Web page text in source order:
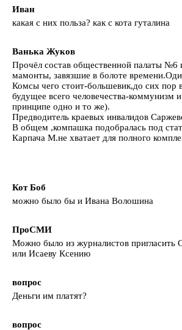
Иван
какая с них польза? как с кота гуталина
Ванька Жуков
Прочёл состав общественной палаты №6
мамонты, завязшие в болоте
Комсы чего стоит-большевик,до сих пор
будущее всего человечества-коммунизм
принципе одно и то же).
Предводитель краевых инвалидов
В общем ,компашка подобралась под
Карпача М.не хватает для полного
Кот Боб
можно было бы и Ивана Волошина
ПроСМИ
Можно было из журналистов пригласить
или Исаеву Ксению
вопрос
Деньги им платят?
вопрос